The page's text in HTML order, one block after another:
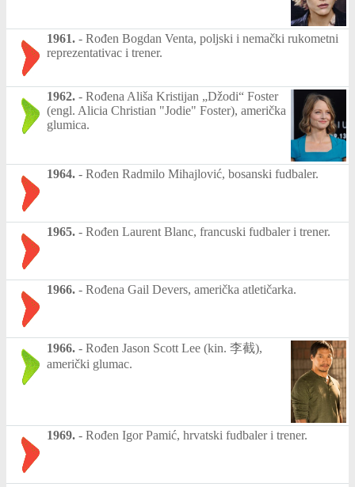
1961. - Rođen Bogdan Venta, poljski i nemački rukometni
reprezentativac i trener.
1962. - Rođena Ališa Kristijan „Džodi“ Foster
(engl. Alicia Christian "Jodie" Foster), američka
glumica.
1964. - Rođen Radmilo Mihajlović, bosanski fudbaler.
1965. - Rođen Laurent Blanc, francuski fudbaler i trener.
1966. - Rođena Gail Devers, američka atletičarka.
1966. - Rođen Jason Scott Lee (kin. 李截),
američki glumac.
1969. - Rođen Igor Pamić, hrvatski fudbaler i trener.